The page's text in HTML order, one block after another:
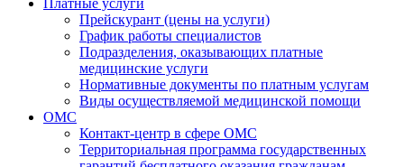
Платные услуги
Прейскурант (цены на услуги)
График работы специалистов
Подразделения, оказывающих платные
медицинские услуги
Нормативные документы по платным услугам
Виды осуществляемой медицинской помощи
ОМС
Контакт-центр в сфере ОМС
Территориальная программа государственных